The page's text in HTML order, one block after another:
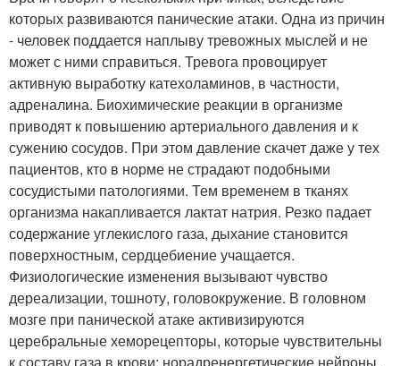
которых развиваются панические атаки. Одна из причин
- человек поддается наплыву тревожных мыслей и не
может с ними справиться. Тревога провоцирует
активную выработку катехоламинов, в частности,
адреналина. Биохимические реакции в организме
приводят к повышению артериального давления и к
сужению сосудов. При этом давление скачет даже у тех
пациентов, кто в норме не страдают подобными
сосудистыми патологиями. Тем временем в тканях
организма накапливается лактат натрия. Резко падает
содержание углекислого газа, дыхание становится
поверхностным, сердцебиение учащается.
Физиологические изменения вызывают чувство
дереализации, тошноту, головокружение. В головном
мозге при панической атаке активизируются
церебральные хеморецепторы, которые чувствительны